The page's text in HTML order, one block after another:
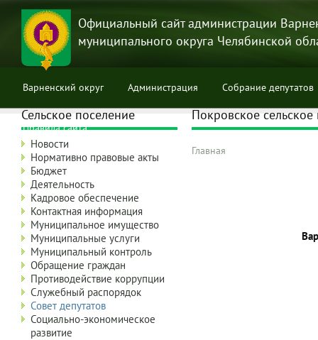
Перейти
основному
содержанию
Официальный сайт администрации
муниципального округа Челябинской
Варненский округ Администрация Собрание депутатов
Правила сайта
Покровское сельское
Главная
Сельское поселение
Новости
Нормативно правовые акты
Бюджет
Деятельность
Кадровое обеспечение
Контактная информация
Муниципальное имущество
Муниципальные услуги
Муниципальный контроль
Обращение граждан
Противодействие коррупции
Служебный распорядок
Совет депутатов
Социально-экономическое
развитие